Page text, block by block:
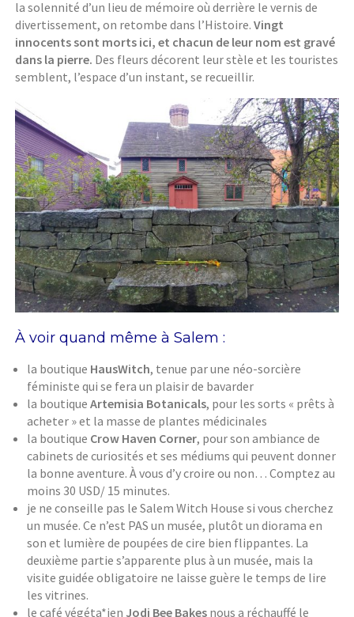
la solennité d’un lieu de mémoire où derrière le vernis de
divertissement, on retombe dans l’Histoire.Vingt
innocents sont morts ici, et chacun de leur nom est gravé
dans la pierre. Des fleurs décorent leur stèle et les touristes
semblent, l’espace d’un instant, se recueillir.
À voir quand même à Salem :
la boutique HausWitch, tenue par une néo-sorcière
féministe qui se fera un plaisir de bavarder
la boutiqueArtemisia Botanicals, pour les sorts « prêts à
acheter » et la masse de plantes médicinales
la boutique Crow Haven Corner, pour son ambiance de
cabinets de curiosités et ses médiums qui peuvent donner
la bonne aventure. À vous d’y croire ou non… Comptez au
moins 30 USD/ 15 minutes.
je ne conseille pas le Salem Witch House si vous cherchez
un musée. Ce n’est PAS un musée, plutôt un diorama en
son et lumière de poupées de cire bien flippantes. La
deuxième partie s’apparente plus à un musée, mais la
visite guidée obligatoire ne laisse guère le temps de lire
les vitrines.
le café végéta*ien Jodi Bee Bakes nous a réchauffé le